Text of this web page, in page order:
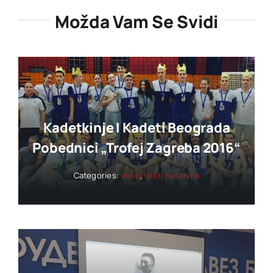
Možda Vam Se Svidi
Kadetkinje I Kadeti Beograda
Pobednici „trofej Zagreba 2016“
Categories:Vesti,Vesti naslovna